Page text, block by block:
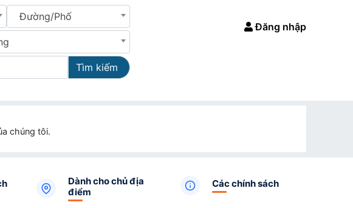
Đường/Phố
Tìm kiếm
Đăng nhập
chúng tôi.
Dành cho chủ địa
điểm
Các chính sách